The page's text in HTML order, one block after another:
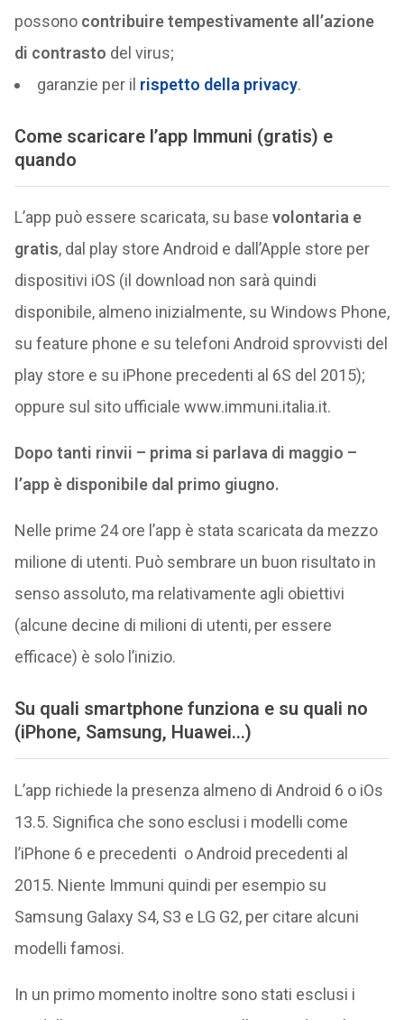
possono contribuire tempestivamente all’azione
di contrasto del virus;
garanzie per il rispetto della privacy.
Come scaricare l’app Immuni (gratis) e
quando
L’app può essere scaricata, su base volontaria e
gratis, dal play store Android e dall’Apple store per
dispositivi iOS (il download non sarà quindi
disponibile, almeno inizialmente, su Windows Phone,
su feature phone e su telefoni Android sprovvisti del
play store e su iPhone precedenti al 6S del 2015);
oppure sul sito ufficiale www.immuni.italia.it.
Dopo tanti rinvii – prima si parlava di maggio –
l’app è disponibile dal primo giugno.
Nelle prime 24 ore l’app è stata scaricata da mezzo
milione di utenti. Può sembrare un buon risultato in
senso assoluto, ma relativamente agli obiettivi
(alcune decine di milioni di utenti, per essere
efficace) è solo l’inizio.
Su quali smartphone funziona e su quali no
(iPhone, Samsung, Huawei…)
L’app richiede la presenza almeno di Android 6 o iOs
13.5. Significa che sono esclusi i modelli come
l’iPhone 6 e precedenti o Android precedenti al
2015. Niente Immuni quindi per esempio su
Samsung Galaxy S4, S3 e LG G2, per citare alcuni
modelli famosi.
In un primo momento inoltre sono stati esclusi i